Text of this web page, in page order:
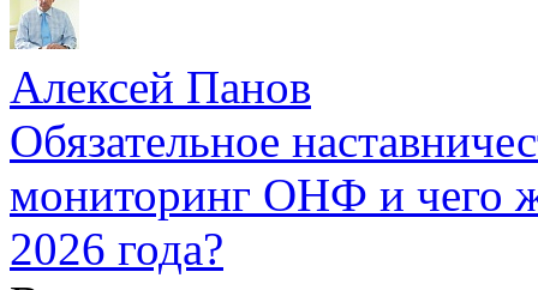
Алексей Панов
Обязательное
мониторинг ОНФ и чего
2026 года?